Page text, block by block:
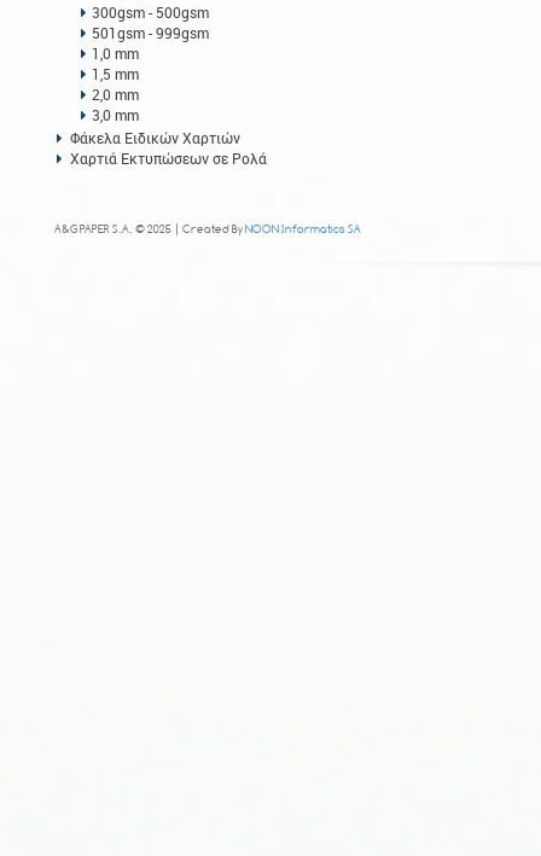
300gsm - 500gsm
501gsm - 999gsm
1,0 mm
1,5 mm
2,0 mm
3,0 mm
Φάκελα Ειδικών Χαρτιών
Χαρτιά Εκτυπώσεων σε Ρολά
A&G PAPER S.A. © 2025 | Created ByNOON Informatics SA